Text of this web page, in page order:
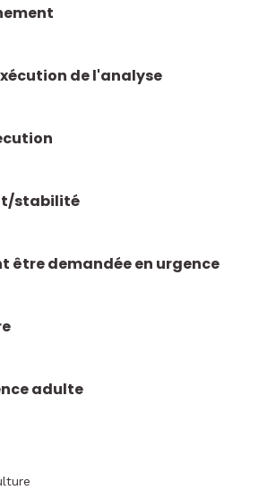
de l'analyse
stabilité
être demandée en urgence
adulte